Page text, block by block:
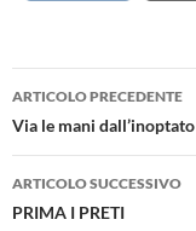
Navigazione
articolo
ARTICOLO PRECEDENTE
Via le mani dall’inoptato
ARTICOLO SUCCESSIVO
PRIMA I PRETI